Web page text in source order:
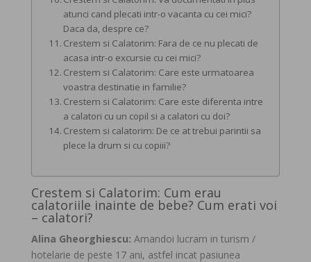
atunci cand plecati intr-o vacanta cu cei mici?
Daca da, despre ce?
Crestem si Calatorim: Fara de ce nu plecati de
acasa intr-o excursie cu cei mici?
Crestem si Calatorim: Care este urmatoarea
voastra destinatie in familie?
Crestem si Calatorim: Care este diferenta intre
a calatori cu un copil si a calatori cu doi?
Crestem si calatorim: De ce at trebui parintii sa
plece la drum si cu copiii?
Crestem si Calatorim: Cum erau
calatoriile inainte de bebe? Cum erati voi
– calatori?
Alina Gheorghiescu: Amandoi lucram in turism /
hotelarie de peste 17 ani, astfel incat pasiunea